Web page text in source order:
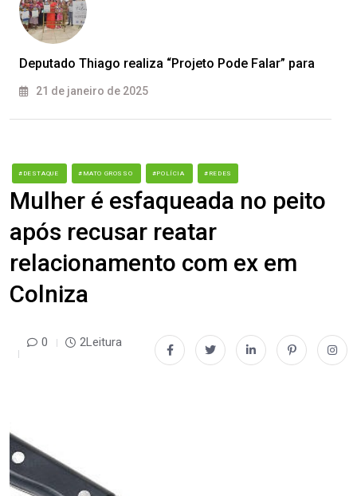
Deputado Thiago realiza “Projeto Pode Falar” para
21 de janeiro de 2025
#DESTAQUE #MATO GROSSO #POLÍCIA #REDES
Mulher é esfaqueada no peito
após recusar reatar
relacionamento com ex em
Colniza
0 2Leitura